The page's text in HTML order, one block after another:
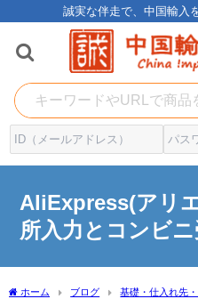
誠実な伴走で、中国輸入
AliExpress(アリ
所入力とコンビ
ホーム ブログ 基礎・仕入れ先